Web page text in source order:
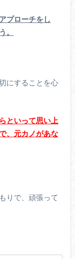
プローチをし
。
にすることを心
といって思い上
、元カノがあな
りで、頑張って